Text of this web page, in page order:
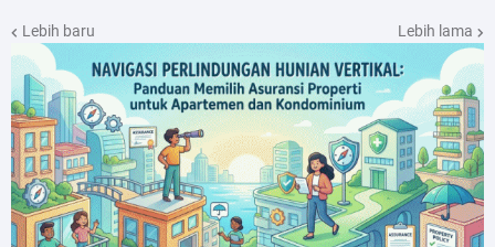
Lebih baru Lebih lama